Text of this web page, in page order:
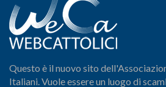
Questo è il nuovo sito
Italiani. Vuole essere un luogo di